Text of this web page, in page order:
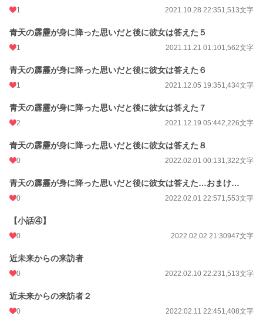
1 2021.10.28 22:351,513文字
青天の霹靂が身に降った思いだと後に彼女は答えた５
1 2021.11.21 01:101,562文字
青天の霹靂が身に降った思いだと後に彼女は答えた６
1 2021.12.05 19:351,434文字
青天の霹靂が身に降った思いだと後に彼女は答えた７
2 2021.12.19 05:442,226文字
青天の霹靂が身に降った思いだと後に彼女は答えた８
0 2022.02.01 00:131,322文字
青天の霹靂が身に降った思いだと後に彼女は答えた…おまけ…
0 2022.02.01 22:571,553文字
【小話④】
0 2022.02.02 21:30947文字
近未来からの来訪者
0 2022.02.10 22:231,513文字
近未来からの来訪者２
0 2022.02.11 22:451,408文字